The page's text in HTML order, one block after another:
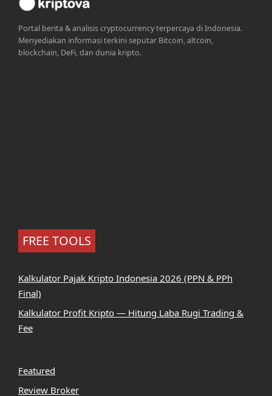
Portal berita & analisis cryptocurrency terpercaya di Indonesia.
Menyediakan informasi terkini seputar Bitcoin, altcoin,
blockchain, DeFi, dan dunia kripto.
FREE TOOLS
Kalkulator Pajak Kripto Indonesia 2026 (PPN & PPh
Final)
Kalkulator Profit Kripto — Hitung Laba Rugi Trading &
Fee
Featured
Review Broker